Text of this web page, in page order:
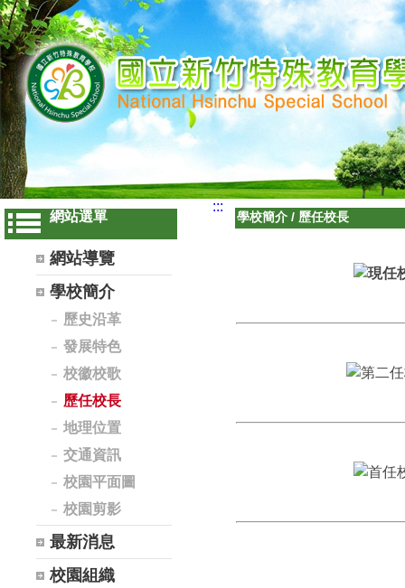
網站選單
網站導覽
學校簡介
歷史沿革
發展特色
校徽校歌
歷任校長
地理位置
交通資訊
校園平面圖
校園剪影
最新消息
校園組織
:::
學校簡介 / 歷任校長